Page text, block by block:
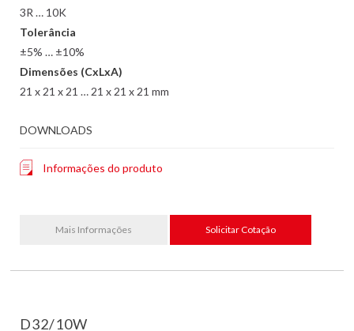
3R … 10K
Tolerância
±5% … ±10%
Dimensões (CxLxA)
21 x 21 x 21 … 21 x 21 x 21 mm
DOWNLOADS
Informações do produto
Mais Informações Solicitar Cotação
D32/10W